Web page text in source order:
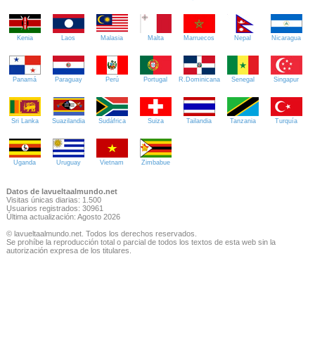
Kenia Laos Malasia Malta Marruecos Nepal Nicaragua
Panamá Paraguay Perú Portugal R.Dominicana Senegal Singapur
Sri Lanka Suazilandia Sudáfrica Suiza Tailandia Tanzania Turquía
Uganda Uruguay Vietnam Zimbabue
Datos de lavueltaalmundo.net
Visitas únicas diarias: 1.500
Usuarios registrados: 30961
Última actualización: Agosto 2026
© lavueltaalmundo.net. Todos los derechos reservados.
Se prohíbe la reproducción total o parcial de todos los textos de esta web sin la
autorización expresa de los titulares.